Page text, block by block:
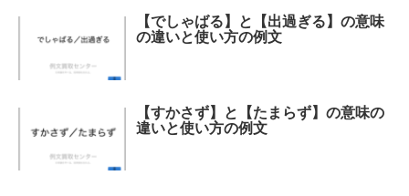
【でしゃばる】と【出過ぎる】の意味
の違いと使い方の例文
【すかさず】と【たまらず】の意味の
違いと使い方の例文